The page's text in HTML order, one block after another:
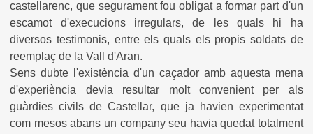
castellarenc, que segurament fou obligat a formar part d'un
escamot d'execucions irregulars, de les quals hi ha
diversos testimonis, entre els quals els propis soldats de
reemplaç de la Vall d'Aran.
Sens dubte l'existència d'un caçador amb aquesta mena
d'experiència devia resultar molt convenient per als
guàrdies civils de Castellar, que ja havien experimentat
com mesos abans un company seu havia quedat totalment